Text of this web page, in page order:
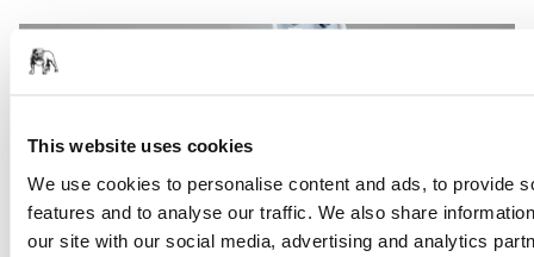
This website uses cookies
We use cookies to personalise content and ads, to provide
features and to analyse our traffic. We also share
our site with our social media, advertising and analytics